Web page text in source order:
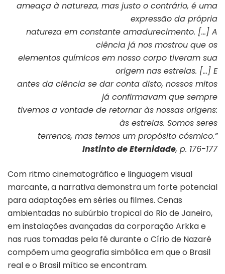
ameaça à natureza, mas justo o contrário, é uma
expressão da própria
natureza em constante amadurecimento. […] A
ciência já nos mostrou que os
elementos químicos em nosso corpo tiveram sua
origem nas estrelas. […] E
antes da ciência se dar conta disto, nossos mitos
já confirmavam que sempre
tivemos a vontade de retornar às nossas origens:
às estrelas. Somos seres
terrenos, mas temos um propósito cósmico.”
Instinto de Eternidade, p. 176-177
Com ritmo cinematográfico e linguagem visual
marcante, a narrativa demonstra um forte potencial
para adaptações em séries ou filmes. Cenas
ambientadas no subúrbio tropical do Rio de Janeiro,
em instalações avançadas da corporação Arkka e
nas ruas tomadas pela fé durante o Círio de Nazaré
compõem uma geografia simbólica em que o Brasil
real e o Brasil mítico se encontram.